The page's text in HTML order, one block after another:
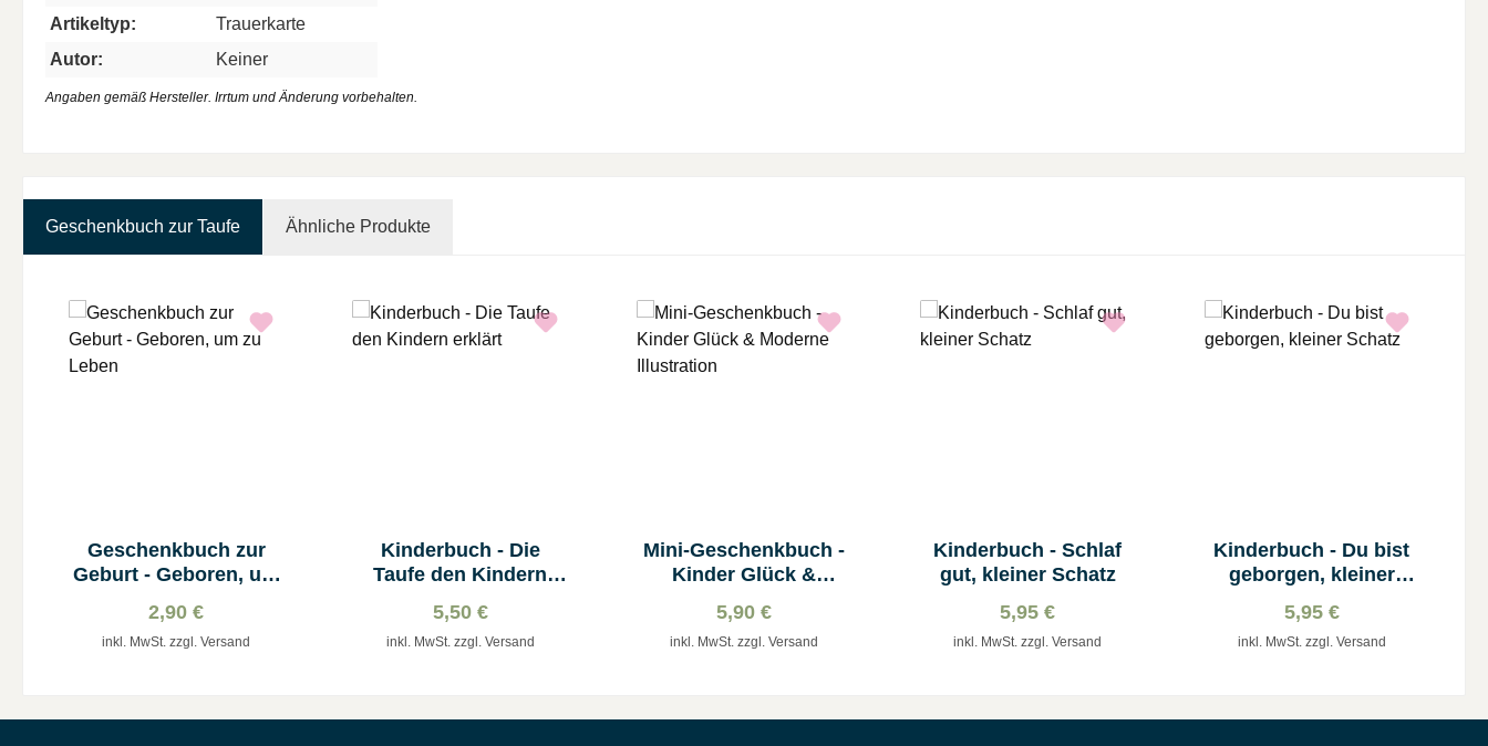
Artikeltyp:
Trauerkarte
Autor:
Keiner
Angaben gemäß Hersteller. Irrtum und Änderung vorbehalten.
Geschenkbuch zur Taufe Ähnliche Produkte
Geschenkbuch zur
Geburt - Geboren, um
2,90 €
inkl. MwSt. zzgl. Versand
Kinderbuch - Die
Taufe den Kindern
5,50 €
inkl. MwSt. zzgl. Versand
Mini-Geschenkbuch -
Kinder Glück &
5,90 €
inkl. MwSt. zzgl. Versand
Kinderbuch - Schlaf
gut, kleiner Schatz
5,95 €
inkl. MwSt. zzgl. Versand
Kinderbuch - Du bist
geborgen, kleiner
5,95 €
inkl. MwSt. zzgl. Versand